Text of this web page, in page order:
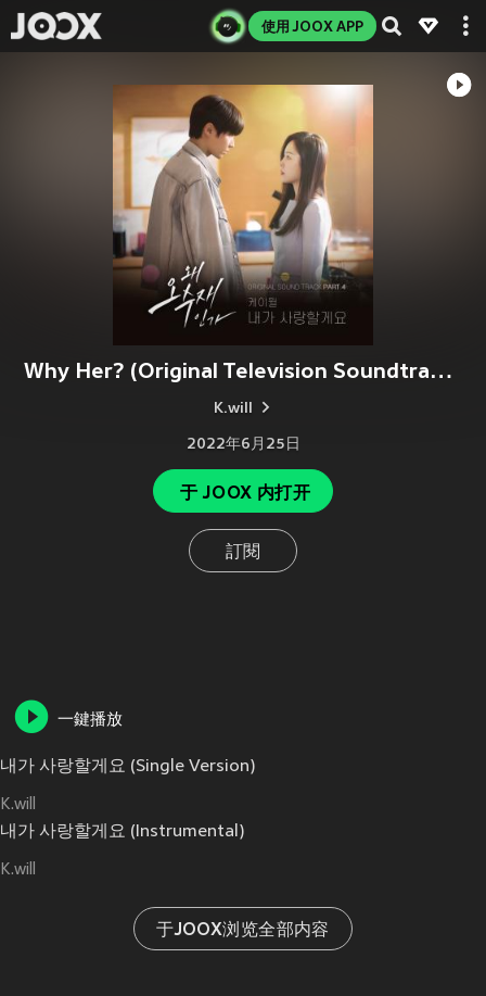
使用 JOOX APP
Why Her? (Original Television Soundtrack) Pt.4
K.will
2022年6月25日
于 JOOX 内打开
訂閱
一鍵播放
내가 사랑할게요 (Single Version)
K.will
내가 사랑할게요 (Instrumental)
K.will
于JOOX浏览全部内容